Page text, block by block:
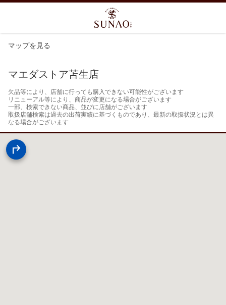
マップを見る
マエダストア苫生店
欠品等により、店舗に行っても購入できない可能性がございます
リニューアル等により、商品が変更になる場合がございます
一部、検索できない商品、並びに店舗がございます
取扱店舗検索は過去の出荷実績に基づくものであり、最新の取扱状況とは異
なる場合がございます